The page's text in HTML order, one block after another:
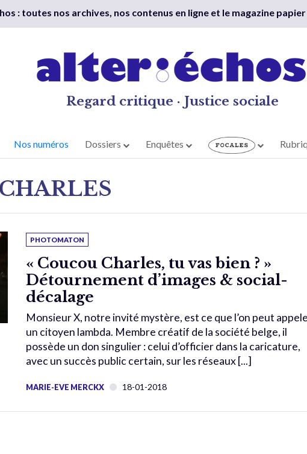
: toutes nos archives, nos contenus en ligne et le magazine
Regard critique · Justice sociale
Nos numéros Dossiers Enquêtes
PHOTOMATON
« Coucou Charles, tu vas bien ? »
Détournement d’images & social-
décalage
Monsieur X, notre invité mystère, est ce que l’on peut
un citoyen lambda. Membre créatif de la société belge, il
possède un don singulier : celui d’officier dans la caricature,
avec un succès public certain, sur les réseaux [...]
MARIE-EVE MERCKX 18-01-2018